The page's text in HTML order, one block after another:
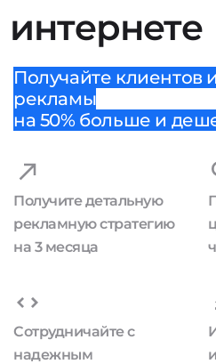
интернете
Получайте клиентов
рекламы
на 50% больше и
Получите детальную
рекламную стратегию
на 3 месяца
Сотрудничайте с
надежным